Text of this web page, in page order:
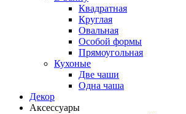
Квадратная
Круглая
Овальная
Особой формы
Прямоугольная
Кухоные
Две чаши
Одна чаша
Декор
Аксессуары